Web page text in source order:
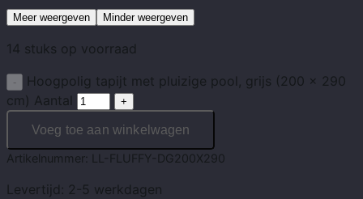
Meer weergeven Minder weergeven
14 stuks op voorraad
Hoogpolig tapijt met pluizige pool, grijs (200 x 290
cm) Aantal
Voeg toe aan winkelwagen
Artikelnummer: LL-FLUFFY-DG200X290
Levertijd: 2-5 werkdagen